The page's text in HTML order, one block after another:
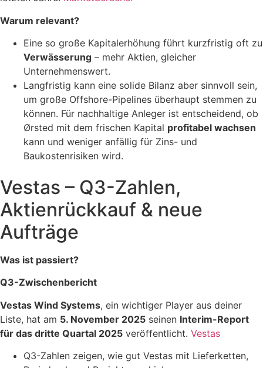
Warum relevant?
Eine so große Kapitalerhöhung führt kurzfristig oft zu
Verwässerung – mehr Aktien, gleicher
Unternehmenswert.
Langfristig kann eine solide Bilanz aber sinnvoll sein,
um große Offshore-Pipelines überhaupt stemmen zu
können. Für nachhaltige Anleger ist entscheidend, ob
Ørsted mit dem frischen Kapital profitabel wachsen
kann und weniger anfällig für Zins- und
Baukostenrisiken wird.
Vestas – Q3-Zahlen,
Aktienrückkauf & neue
Aufträge
Was ist passiert?
Q3-Zwischenbericht
Vestas Wind Systems, ein wichtiger Player aus deiner
Liste, hat am 5. November 2025 seinen Interim-Report
für das dritte Quartal 2025 veröffentlicht. Vestas
Q3-Zahlen zeigen, wie gut Vestas mit Lieferketten,